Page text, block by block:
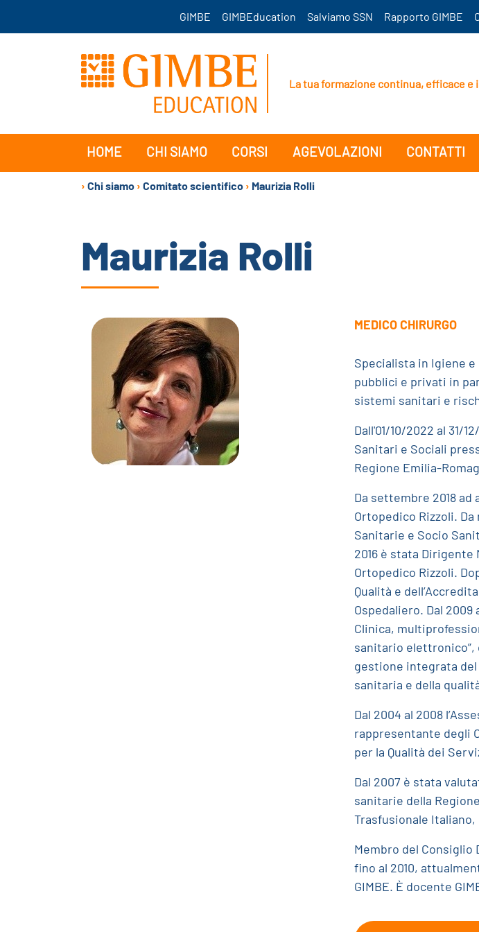
GIMBE GIMBEducation Salviamo SSN Rapporto GIMBE
La tua formazione continua, efficace
HOME CHI SIAMO CORSI AGEVOLAZIONI CONTATTI
› Chi siamo › Comitato scientifico › Maurizia Rolli
Maurizia Rolli
MEDICO CHIRURGO
Specialista in Igiene
pubblici e privati in
sistemi sanitari e
Dall'01/10/2022 al 31/
Sanitari e Sociali
Regione Emilia-
Da settembre 2018
Ortopedico Rizzoli.
Sanitarie e Socio
2016 è stata Dirigente
Ortopedico Rizzoli.
Qualità e
Ospedaliero. Dal
Clinica,
sanitario elettronico”,
gestione integrata
sanitaria e della
Dal 2004 al 2008
rappresentante degli
per la Qualità dei
Dal 2007 è stata
sanitarie della
Trasfusionale
Membro del Consiglio
fino al 2010,
GIMBE. È docente